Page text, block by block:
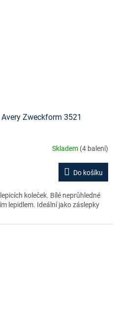
Zweckform 3521
Skladem (4 balení)
Do košíku
koleček. Bílé neprůhledné
lepidlem. Ideální jako záslepky